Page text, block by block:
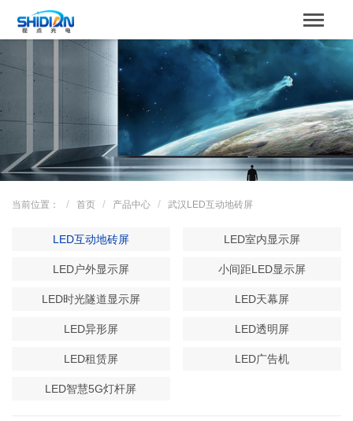
网站首页
关于我们
产品中心
成功案例
服务支持
当前位置： 首页 产品中心 武汉LED互动地砖屏
LED互动地砖屏 LED室内显示屏
LED户外显示屏 小间距LED显示屏
LED时光隧道显示屏 LED天幕屏
LED异形屏 LED透明屏
LED租赁屏 LED广告机
LED智慧5G灯杆屏